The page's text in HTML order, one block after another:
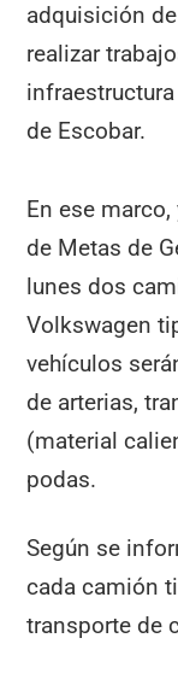
adquisición
realizar
de Escobar.
En ese
de Metas de
lunes dos
Volkswagen
vehículos
de arterias,
(material
podas.
Según se
cada camión
transporte de